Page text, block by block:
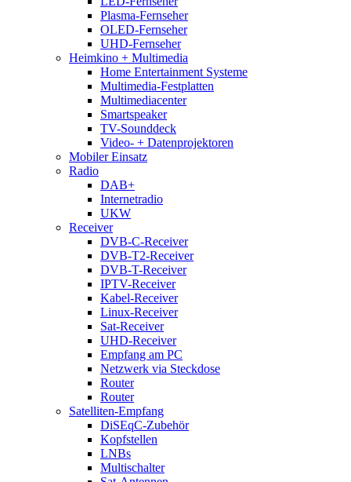
Plasma-Fernseher
OLED-Fernseher
UHD-Fernseher
Heimkino + Multimedia
Home Entertainment Systeme
Multimedia-Festplatten
Multimediacenter
Smartspeaker
TV-Sounddeck
Video- + Datenprojektoren
Mobiler Einsatz
Radio
DAB+
Internetradio
UKW
Receiver
DVB-C-Receiver
DVB-T2-Receiver
DVB-T-Receiver
IPTV-Receiver
Kabel-Receiver
Linux-Receiver
Sat-Receiver
UHD-Receiver
Empfang am PC
Netzwerk via Steckdose
Router
Router
Satelliten-Empfang
DiSEqC-Zubehör
Kopfstellen
LNBs
Multischalter